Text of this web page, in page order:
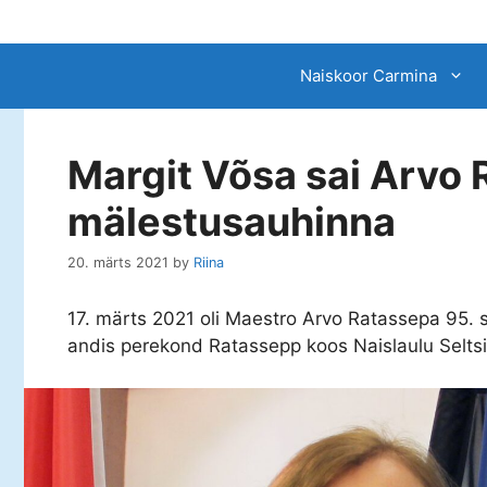
Naiskoor Carmina
Margit Võsa sai Arvo
mälestusauhinna
20. märts 2021 by Riina
17. märts 2021 oli Maestro Arvo Ratassepa
andis perekond Ratassepp koos Naislaulu